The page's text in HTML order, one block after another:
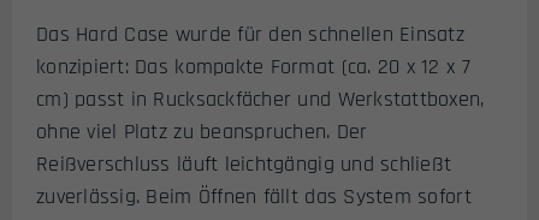
Das Hard Case wurde für den schnellen Einsatz
konzipiert: Das kompakte Format (ca. 20 x 12 x 7
cm) passt in Rucksackfächer und Werkstattboxen,
ohne viel Platz zu beanspruchen. Der
Reißverschluss läuft leichtgängig und schließt
zuverlässig. Beim Öffnen fällt das System sofort